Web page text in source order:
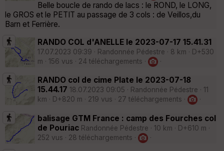
Belle boucle de rando de lacs : le ROND, le LONG,
le GROS et le PETIT au passage de 3 cols : de Veillos,du
Barn et Ferrière.
RANDO COL d'ANELLE le 2023-07-17 15.41.31
17.07.2023 09:39 · Randonnée Pédestre · 8 km · D+530
m · 156 vus · 24 téléchargements ·
·
RANDO col de cime Plate le 2023-07-18
15.44.17 18.07.2023 09:05 · Randonnée Pédestre · 11
km · D+820 m · 219 vus · 27 téléchargements ·
·
balisage GTM France : camp des Fourches col
de Pouriac Randonnée Pédestre · 10 km · D+610 m ·
252 vus · 28 téléchargements ·
·